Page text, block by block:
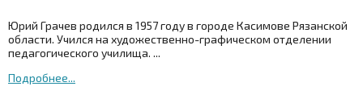
Юрий Грачев родился в 1957 году в городе Касимове Рязанской
области. Учился на художественно-графическом отделении
педагогического училища. ...
Подробнее...